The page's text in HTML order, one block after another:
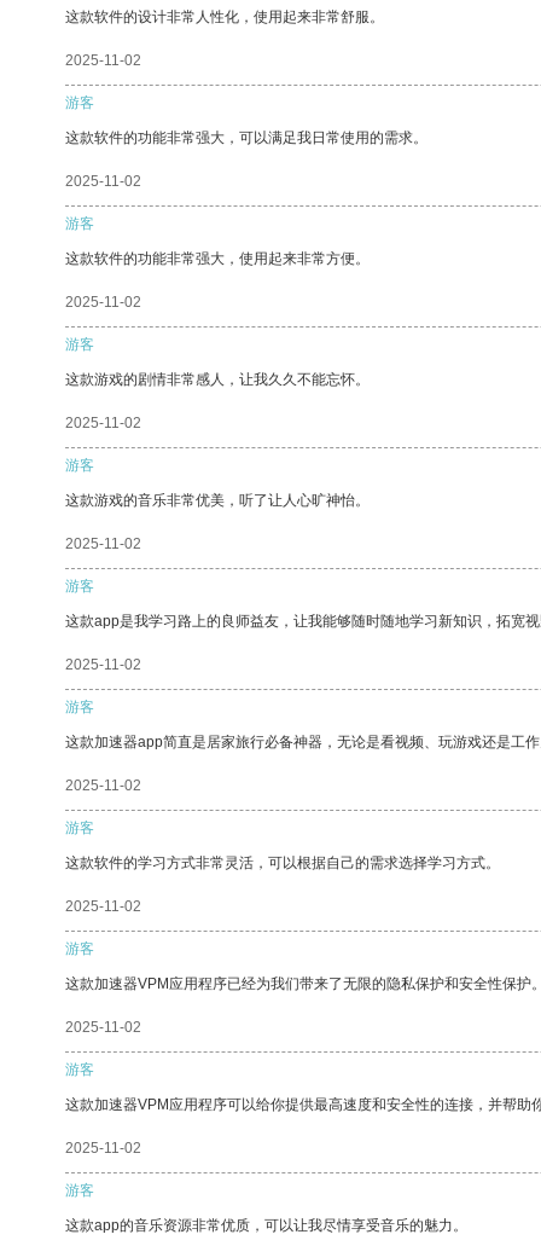
这款软件的设计非常人性化，使用起来非常舒服。
2025-11-02
游客
这款软件的功能非常强大，可以满足我日常使用的需求。
2025-11-02
游客
这款软件的功能非常强大，使用起来非常方便。
2025-11-02
游客
这款游戏的剧情非常感人，让我久久不能忘怀。
2025-11-02
游客
这款游戏的音乐非常优美，听了让人心旷神怡。
2025-11-02
游客
这款app是我学习路上的良师益友，让我能够随时随地学习新知识，拓宽
2025-11-02
游客
这款加速器app简直是居家旅行必备神器，无论是看视频、玩游戏还是工
2025-11-02
游客
这款软件的学习方式非常灵活，可以根据自己的需求选择学习方式。
2025-11-02
游客
这款加速器VPM应用程序已经为我们带来了无限的隐私保护和安全性保护
2025-11-02
游客
这款加速器VPM应用程序可以给你提供最高速度和安全性的连接，并帮助
2025-11-02
游客
这款app的音乐资源非常优质，可以让我尽情享受音乐的魅力。